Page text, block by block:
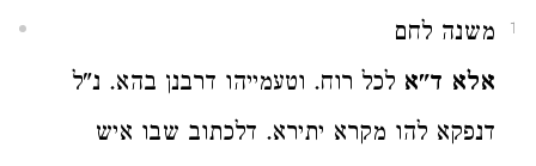
1
משנה לחם
אלא ד"א לכל רוח. וטעמייהו דרבנן בהא. נ"ל
דנפקא להו מקרא יתירא. דלכתוב שבו איש